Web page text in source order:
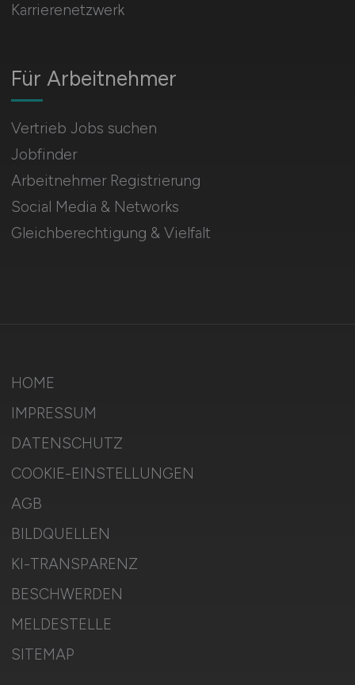
Für Arbeitnehmer
Vertrieb Jobs suchen
Jobfinder
Arbeitnehmer Registrierung
Social Media & Networks
Gleichberechtigung & Vielfalt
Karrierenetzwerk
HOME
IMPRESSUM
DATENSCHUTZ
COOKIE-EINSTELLUNGEN
AGB
BILDQUELLEN
KI-TRANSPARENZ
BESCHWERDEN
MELDESTELLE
SITEMAP